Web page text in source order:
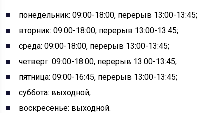
понедельник: 09:00-18:00, перерыв 13:00-13:45;
вторник: 09:00-18:00, перерыв 13:00-13:45;
среда: 09:00-18:00, перерыв 13:00-13:45;
четверг: 09:00-18:00, перерыв 13:00-13:45;
пятница: 09:00-16:45, перерыв 13:00-13:45;
суббота: выходной;
воскресенье: выходной.